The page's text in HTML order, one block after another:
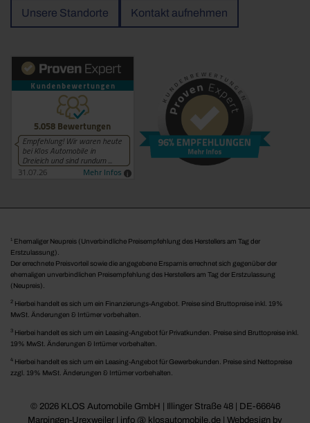
Unsere Standorte Kontakt aufnehmen
1 Ehemaliger Neupreis (Unverbindliche Preisempfehlung des Herstellers am Tag der
Erstzulassung).
Der errechnete Preisvorteil sowie die angegebene Ersparnis errechnet sich gegenüber der
ehemaligen unverbindlichen Preisempfehlung des Herstellers am Tag der Erstzulassung
(Neupreis).
2 Hierbei handelt es sich um ein Finanzierungs-Angebot. Preise sind Bruttopreise inkl. 19%
MwSt. Änderungen & Irrtümer vorbehalten.
3 Hierbei handelt es sich um ein Leasing-Angebot für Privatkunden. Preise sind Bruttopreise inkl.
19% MwSt. Änderungen & Irrtümer vorbehalten.
4 Hierbei handelt es sich um ein Leasing-Angebot für Gewerbekunden. Preise sind Nettopreise
zzgl. 19% MwSt. Änderungen & Irrtümer vorbehalten.
© 2026 KLOS Automobile GmbH | Illinger Straße 48 | DE-66646
Marpingen-Urexweiler | info @ klosautomobile.de | Webdesign by